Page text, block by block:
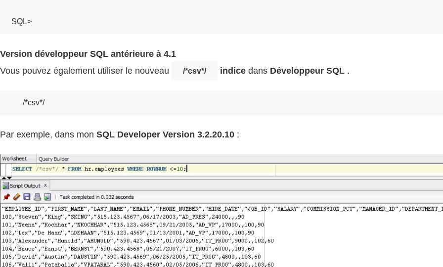
SQL>
Version développeur SQL antérieure à 4.1
Vous pouvez également utiliser le nouveau
/*csv*/ indicedans Développeur SQL.
/*csv*/
Par exemple, dans mon SQL Developer Version 3.2.20.10 :